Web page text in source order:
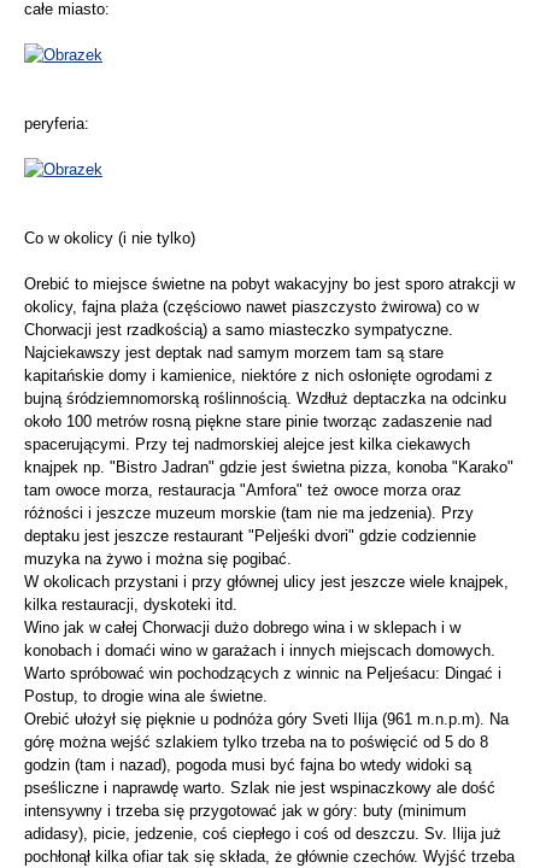
całe miasto:
peryferia:
Co w okolicy (i nie tylko)
Orebić to miejsce świetne na pobyt wakacyjny bo jest sporo atrakcji w
okolicy, fajna plaża (częściowo nawet piaszczysto żwirowa) co w
Chorwacji jest rzadkością) a samo miasteczko sympatyczne.
Najciekawszy jest deptak nad samym morzem tam są stare
kapitańskie domy i kamienice, niektóre z nich osłonięte ogrodami z
bujną śródziemnomorską roślinnością. Wzdłuż deptaczka na odcinku
około 100 metrów rosną piękne stare pinie tworząc zadaszenie nad
spacerującymi. Przy tej nadmorskiej alejce jest kilka ciekawych
knajpek np. "Bistro Jadran" gdzie jest świetna pizza, konoba "Karako"
tam owoce morza, restauracja "Amfora" też owoce morza oraz
różności i jeszcze muzeum morskie (tam nie ma jedzenia). Przy
deptaku jest jeszcze restaurant "Peljeśki dvori" gdzie codziennie
muzyka na żywo i można się pogibać.
W okolicach przystani i przy głównej ulicy jest jeszcze wiele knajpek,
kilka restauracji, dyskoteki itd.
Wino jak w całej Chorwacji dużo dobrego wina i w sklepach i w
konobach i domaći wino w garażach i innych miejscach domowych.
Warto spróbować win pochodzących z winnic na Peljeśacu: Dingać i
Postup, to drogie wina ale świetne.
Orebić ułożył się pięknie u podnóża góry Sveti Ilija (961 m.n.p.m). Na
górę można wejść szlakiem tylko trzeba na to poświęcić od 5 do 8
godzin (tam i nazad), pogoda musi być fajna bo wtedy widoki są
pseśliczne i naprawdę warto. Szlak nie jest wspinaczkowy ale dość
intensywny i trzeba się przygotować jak w góry: buty (minimum
adidasy), picie, jedzenie, coś ciepłego i coś od deszczu. Sv. Ilija już
pochłonął kilka ofiar tak się składa, że głównie czechów. Wyjść trzeba